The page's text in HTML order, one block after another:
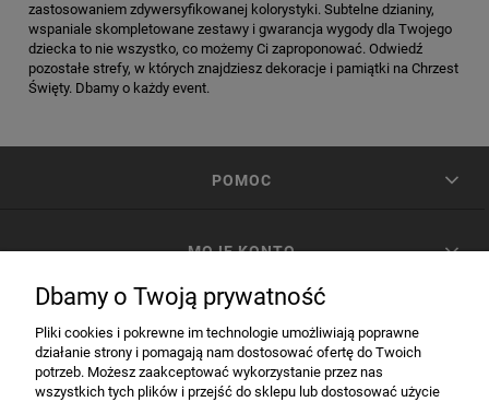
zastosowaniem zdywersyfikowanej kolorystyki. Subtelne dzianiny,
wspaniale skompletowane zestawy i gwarancja wygody dla Twojego
dziecka to nie wszystko, co możemy Ci zaproponować. Odwiedź
pozostałe strefy, w których znajdziesz dekoracje i pamiątki na Chrzest
Święty. Dbamy o każdy event.
POMOC
MOJE KONTO
INFORMACJE
Dbamy o Twoją prywatność
Pliki cookies i pokrewne im technologie umożliwiają poprawne
działanie strony i pomagają nam dostosować ofertę do Twoich
potrzeb. Możesz zaakceptować wykorzystanie przez nas
wszystkich tych plików i przejść do sklepu lub dostosować użycie